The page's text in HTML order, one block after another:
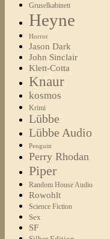
Gruselkabinett
Heyne
Horror
Jason Dark
John Sinclair
Klett-Cotta
Knaur
kosmos
Krimi
Lübbe
Lübbe Audio
Penguin
Perry Rhodan
Piper
Random House Audio
Rowohlt
Science Fiction
Sex
SF